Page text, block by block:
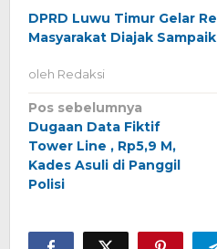
DPRD Luwu Timur Gelar
Masyarakat Diajak
oleh Redaksi
Navigasi
pos
Pos sebelumnya
Dugaan Data Fiktif
Tower Line , Rp5,9 M,
Kades Asuli di Panggil
Polisi